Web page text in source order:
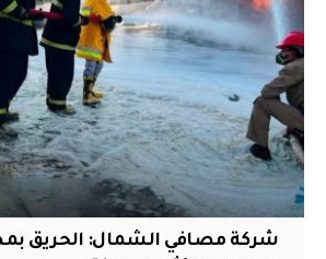
شركة مصافي الشمال: الحريق